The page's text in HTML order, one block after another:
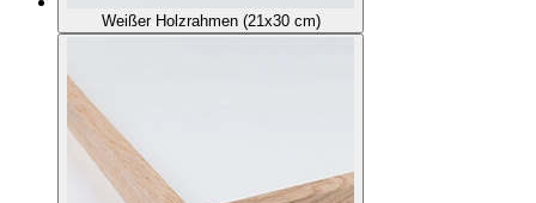
Weißer Holzrahmen (21x30 cm)